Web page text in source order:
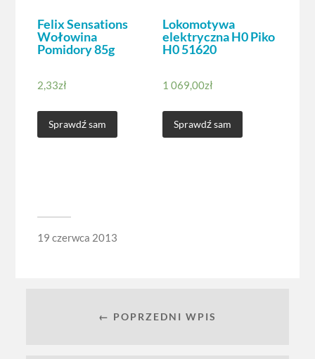
Felix Sensations
Wołowina
Pomidory 85g
2,33zł
Sprawdź sam
Lokomotywa
elektryczna H0 Piko
H0 51620
1 069,00zł
Sprawdź sam
19 czerwca 2013
← POPRZEDNI WPIS